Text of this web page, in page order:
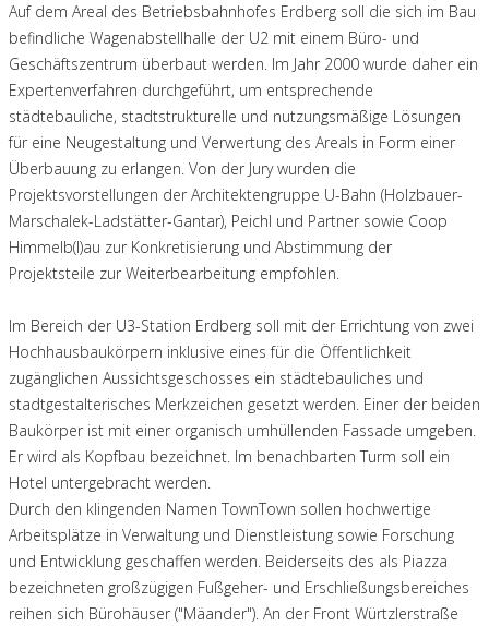
Auf dem Areal des Betriebsbahnhofes Erdberg soll die sich im Bau
befindliche Wagenabstellhalle der U2 mit einem Büro- und
Geschäftszentrum überbaut werden. Im Jahr 2000 wurde daher ein
Expertenverfahren durchgeführt, um entsprechende
städtebauliche, stadtstrukturelle und nutzungsmäßige Lösungen
für eine Neugestaltung und Verwertung des Areals in Form einer
Überbauung zu erlangen. Von der Jury wurden die
Projektsvorstellungen der Architektengruppe U-Bahn (Holzbauer-
Marschalek-Ladstätter-Gantar), Peichl und Partner sowie Coop
Himmelb(l)au zur Konkretisierung und Abstimmung der
Projektsteile zur Weiterbearbeitung empfohlen.
Im Bereich der U3-Station Erdberg soll mit der Errichtung von zwei
Hochhausbaukörpern inklusive eines für die Öffentlichkeit
zugänglichen Aussichtsgeschosses ein städtebauliches und
stadtgestalterisches Merkzeichen gesetzt werden. Einer der beiden
Baukörper ist mit einer organisch umhüllenden Fassade umgeben.
Er wird als Kopfbau bezeichnet. Im benachbarten Turm soll ein
Hotel untergebracht werden.
Durch den klingenden Namen TownTown sollen hochwertige
Arbeitsplätze in Verwaltung und Dienstleistung sowie Forschung
und Entwicklung geschaffen werden. Beiderseits des als Piazza
bezeichneten großzügigen Fußgeher- und Erschließungsbereiches
reihen sich Bürohäuser ("Mäander"). An der Front Würtzlerstraße